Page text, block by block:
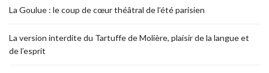
La Goulue : le coup de cœur théâtral de l’été parisien
La version interdite du Tartuffe de Molière, plaisir de la langue et
de l’esprit